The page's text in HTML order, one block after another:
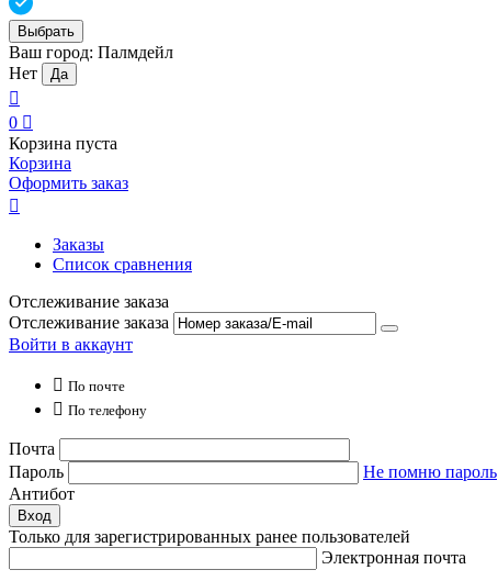
Выбрать
Ваш город: Палмдейл
Нет
Да

0 
Корзина пуста
Корзина
Оформить заказ

Заказы
Список сравнения
Отслеживание заказа
Отслеживание заказа
Войти в аккаунт
 По почте
 По телефону
Почта
Пароль
Не помню пароль
Антибот
Вход
Только для зарегистрированных ранее пользователей
Электронная почта